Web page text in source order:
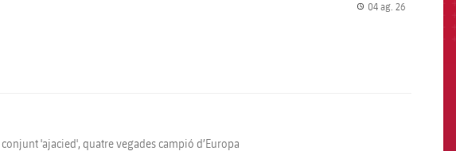
04 ag. 26
'ajacied', quatre vegades campió d’Europa